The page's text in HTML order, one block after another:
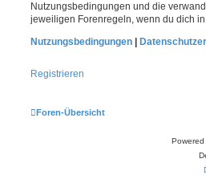
Nutzungsbedingungen und die
jeweiligen Forenregeln, wenn du dich
Nutzungsbedingungen
Registrieren
Foren-Übersicht
Powered